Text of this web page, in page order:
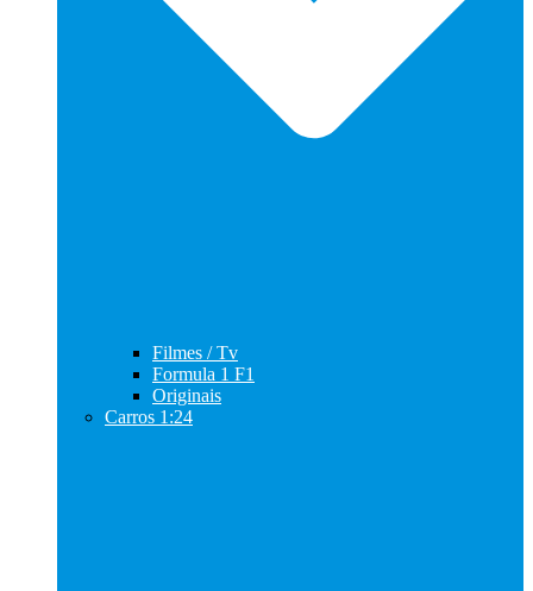
Filmes / Tv
Formula 1 F1
Originais
Carros 1:24